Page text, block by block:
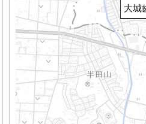
大城